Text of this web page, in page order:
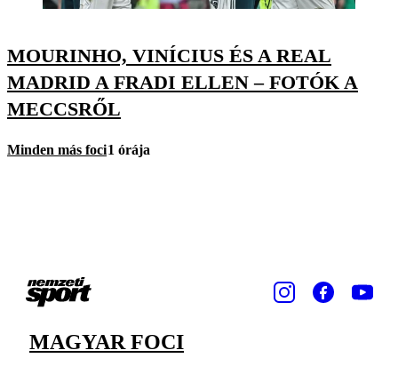
MOURINHO, VINÍCIUS ÉS A REAL
MADRID A FRADI ELLEN – FOTÓK A
MECCSRŐL
Minden más foci1 órája
MAGYAR FOCI